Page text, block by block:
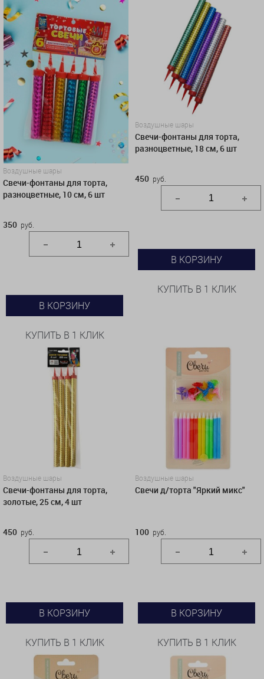
Воздушные шары
Свечи-фонтаны для торта,
разноцветные, 10 см, 6 шт
350 руб.
В КОРЗИНУ
КУПИТЬ В 1 КЛИК
Воздушные шары
Свечи-фонтаны для торта,
разноцветные, 18 см, 6 шт
450 руб.
В КОРЗИНУ
КУПИТЬ В 1 КЛИК
Воздушные шары
Свечи-фонтаны для торта,
золотые, 25 см, 4 шт
450 руб.
В КОРЗИНУ
КУПИТЬ В 1 КЛИК
Воздушные шары
Свечи д/торта "Яркий микс"
100 руб.
В КОРЗИНУ
КУПИТЬ В 1 КЛИК